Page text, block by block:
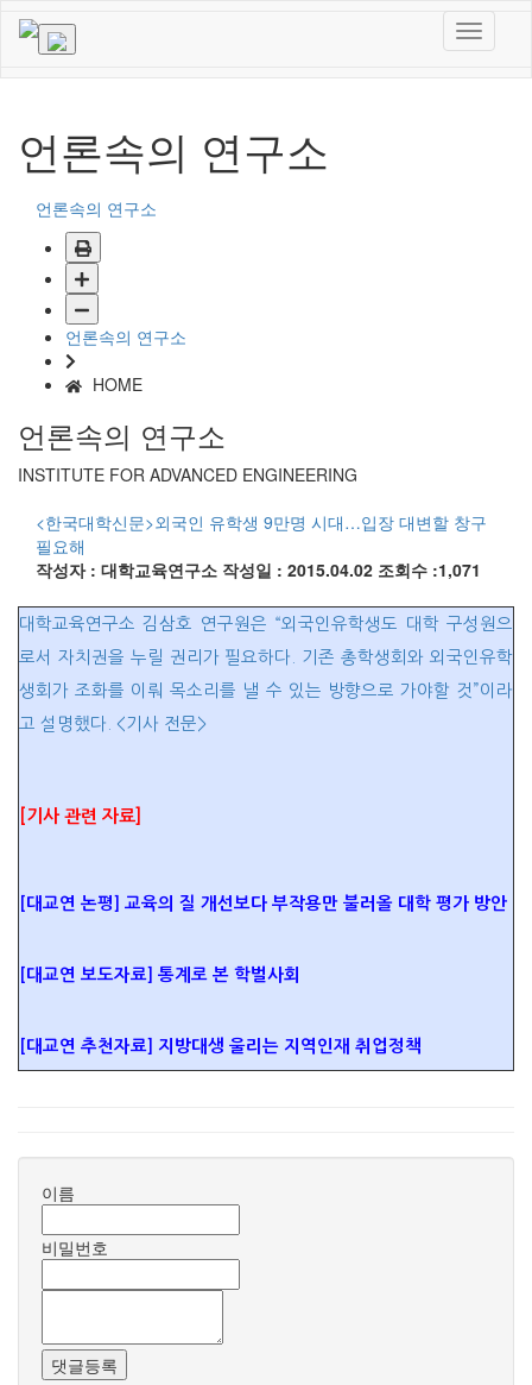
언론속의 연구소
언론속의 연구소
언론속의 연구소
HOME
언론속의 연구소
INSTITUTE FOR ADVANCED ENGINEERING
<한국대학신문>외국인 유학생 9만명 시대…입장 대변할 창구
필요해
작성자 : 대학교육연구소 작성일 : 2015.04.02 조회수 :1,071
대학교육연구소 김삼호 연구원은 “외국인유학생도 대학 구성원으
로서 자치권을 누릴 권리가 필요하다. 기존 총학생회와 외국인유학
생회가 조화를 이뤄 목소리를 낼 수 있는 방향으로 가야할 것”이라
고 설명했다. <기사 전문>
[기사 관련 자료]
[대교연 논평] 교육의 질 개선보다 부작용만 불러올 대학 평가 방안
[대교연 보도자료] 통계로 본 학벌사회
[대교연 추천자료] 지방대생 울리는 지역인재 취업정책
이름
비밀번호
댓글등록